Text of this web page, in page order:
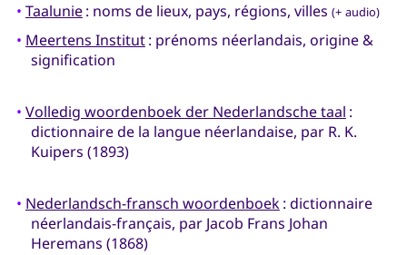
• Taalunie: noms de lieux, pays, régions, villes (+ audio)
• Meertens Institut: prénoms néerlandais, origine &
signification
• Volledig woordenboek der Nederlandsche taal :
dictionnaire de la langue néerlandaise, par R. K.
Kuipers (1893)
• Nederlandsch-fransch woordenboek: dictionnaire
néerlandais-français, par Jacob Frans Johan
Heremans (1868)